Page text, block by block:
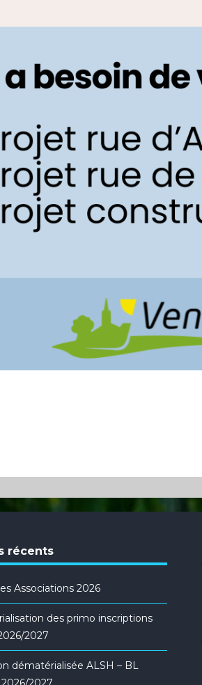
récents
Associations 2026
des primo inscriptions
2027
dématérialisée ALSH – BL